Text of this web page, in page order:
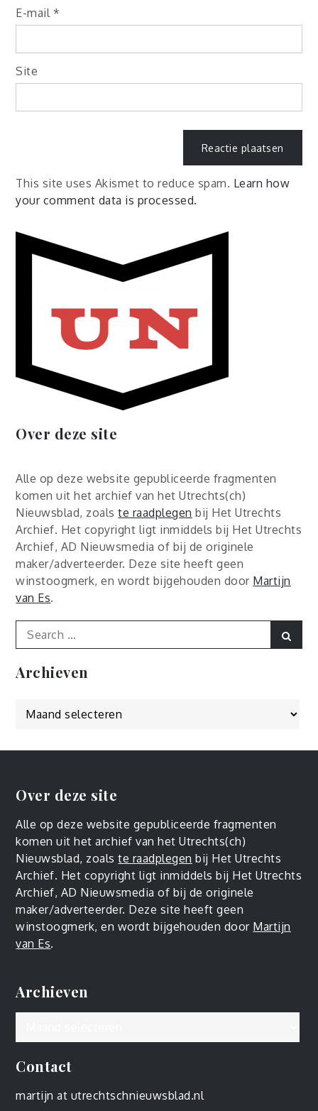
E-mail *
Site
This site uses Akismet to reduce spam. Learn how
your comment data is processed.
Over deze site
Alle op deze website gepubliceerde fragmenten
komen uit het archief van het Utrechts(ch)
Nieuwsblad, zoalste raadplegen bij Het Utrechts
Archief. Het copyright ligt inmiddels bij Het Utrechts
Archief, AD Nieuwsmedia of bij de originele
maker/adverteerder. Deze site heeft geen
winstoogmerk, en wordt bijgehouden door Martijn
van Es.
Search
for:
Archieven
Over deze site
Alle op deze website gepubliceerde fragmenten
komen uit het archief van het Utrechts(ch)
Nieuwsblad, zoalste raadplegen bij Het Utrechts
Archief. Het copyright ligt inmiddels bij Het Utrechts
Archief, AD Nieuwsmedia of bij de originele
maker/adverteerder. Deze site heeft geen
winstoogmerk, en wordt bijgehouden door Martijn
van Es.
Archieven
Contact
martijn at utrechtschnieuwsblad.nl